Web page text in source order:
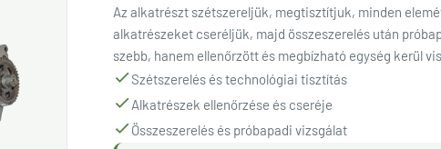
Az alkatrészt szétszereljük, megtisztítjuk, minden
alkatrészeket cseréljük, majd összeszerelés után
szebb, hanem ellenőrzött és megbízható egység kerül
Szétszerelés és technológiai tisztítás
Alkatrészek ellenőrzése és cseréje
Összeszerelés és próbapadi vizsgálat